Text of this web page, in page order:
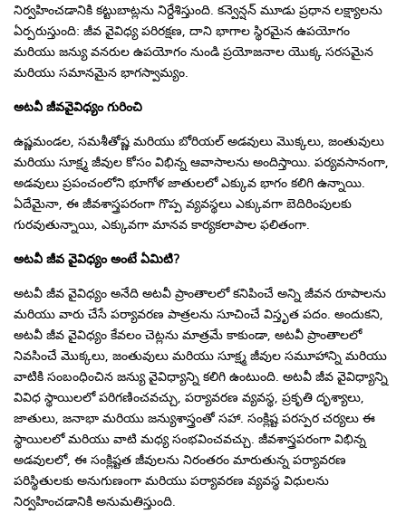
నిర్వహించడానికి కట్టుబాట్లను నిర్దేశిస్తుంది. కన్వెన్షన్ మూడు ప్రధాన లక్ష్యాలను
ఏర్పరుస్తుంది: జీవ వైవిధ్య పరిరక్షణ, దాని భాగాల స్థిరమైన ఉపయోగం
మరియు జన్యు వనరుల ఉపయోగం నుండి ప్రయోజనాల యొక్క సరసమైన
మరియు సమానమైన భాగస్వామ్యం.
అటవీ జీవవైవిధ్యం గురించి
ఉష్ణమండల, సమశీతోష్ణ మరియు బోరియల్ అడవులు మొక్కలు, జంతువులు
మరియు సూక్ష్మ జీవుల కోసం విభిన్న ఆవాసాలను అందిస్తాయి. పర్యవసానంగా,
అడవులు ప్రపంచంలోని భూగోళ జాతులలో ఎక్కువ భాగం కలిగి ఉన్నాయి.
ఏదేమైనా, ఈ జీవశాస్త్రపరంగా గొప్ప వ్యవస్థలు ఎక్కువగా బెదిరింపులకు
గురవుతున్నాయి, ఎక్కువగా మానవ కార్యకలాపాల ఫలితంగా.
అటవీ జీవ వైవిధ్యం అంటే ఏమిటి?
అటవీ జీవ వైవిధ్యం అనేది అటవీ ప్రాంతాలలో కనిపించే అన్ని జీవన రూపాలను
మరియు వారు చేసే పర్యావరణ పాత్రలను సూచించే విస్తృత పదం. అందుకని,
అటవీ జీవ వైవిధ్యం కేవలం చెట్లను మాత్రమే కాకుండా, అటవీ ప్రాంతాలలో
నివసించే మొక్కలు, జంతువులు మరియు సూక్ష్మ జీవుల సమూహాన్ని మరియు
వాటికి సంబంధించిన జన్యు వైవిధ్యాన్ని కలిగి ఉంటుంది. అటవీ జీవ వైవిధ్యాన్ని
వివిధ స్థాయిలలో పరిగణించవచ్చు, పర్యావరణ వ్యవస్థ, ప్రకృతి దృశ్యాలు,
జాతులు, జనాభా మరియు జన్యుశాస్త్రంతో సహా. సంక్లిష్ట పరస్పర చర్యలు ఈ
స్థాయిలలో మరియు వాటి మధ్య సంభవించవచ్చు. జీవశాస్త్రపరంగా విభిన్న
అడవులలో, ఈ సంక్లిష్టత జీవులను నిరంతరం మారుతున్న పర్యావరణ
పరిస్థితులకు అనుగుణంగా మరియు పర్యావరణ వ్యవస్థ విధులను
నిర్వహించడానికి అనుమతిస్తుంది.